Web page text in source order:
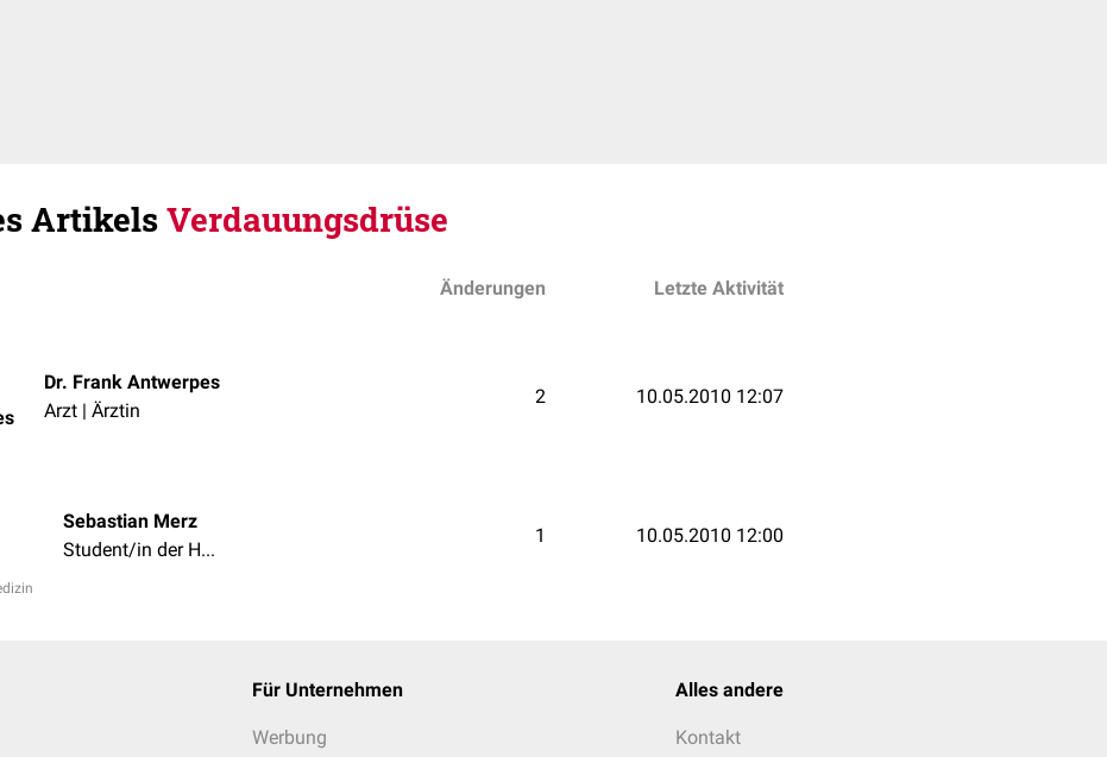
ArtikelsVerdauungsdrüse
Änderungen Letzte Aktivität
Dr. Frank Antwerpes
Arzt | Ärztin
2 10.05.2010 12:07
Sebastian Merz
Student/in der Humanmedizin
1 10.05.2010 12:00
Für Unternehmen
Werbung
Alles andere
Kontakt